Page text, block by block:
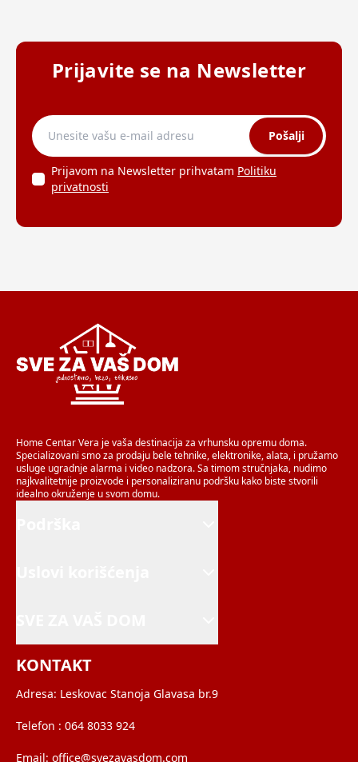
Prijavite se na Newsletter
Pošalji
Prijavom na Newsletter prihvatam Politiku
privatnosti
Home Centar Vera je vaša destinacija za vrhunsku opremu doma.
Specializovani smo za prodaju bele tehnike, elektronike, alata, i pružamo
usluge ugradnje alarma i video nadzora. Sa timom stručnjaka, nudimo
najkvalitetnije proizvode i personaliziranu podršku kako biste stvorili
idealno okruženje u svom domu.
KONTAKT
Adresa: Leskovac Stanoja Glavasa br.9
Telefon : 064 8033 924
Email: office@svezavasdom.com